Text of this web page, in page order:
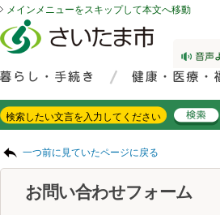
メインメニューをスキップして本文へ移動
一つ前に見ていたページに戻る
お問い合わせフォーム